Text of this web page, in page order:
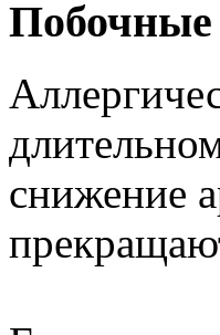
Побочные
снижение